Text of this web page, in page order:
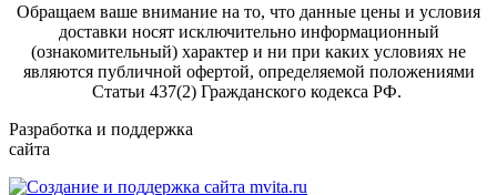
Обращаем ваше внимание на то, что данные цены и условия
доставки носят исключительно информационный
(ознакомительный) характер и ни при каких условиях не
являются публичной офертой, определяемой положениями
Статьи 437(2) Гражданского кодекса РФ.
Разработка и поддержка
сайта